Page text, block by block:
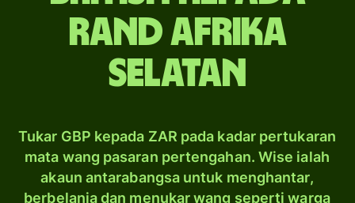
rand Afrika
Selatan
Tukar GBP kepada ZAR pada kadar pertukaran
mata wang pasaran pertengahan. Wise ialah
akaun antarabangsa untuk menghantar,
berbelanja dan menukar wang seperti warga